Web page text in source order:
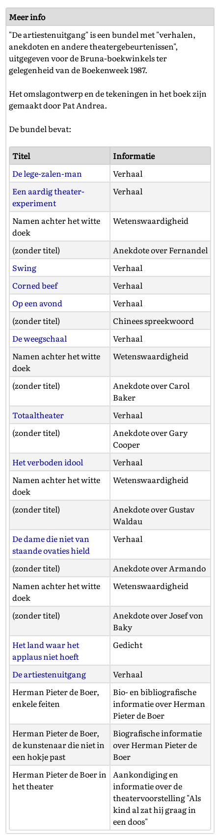
Meer info
"De artiestenuitgang" is een bundel met "verhalen,
anekdoten en andere theatergebeurtenissen",
uitgegeven voor de Bruna-boekwinkels ter
gelegenheid van de Boekenweek 1987.
Het omslagontwerp en de tekeningen in het boek zijn
gemaakt door Pat Andrea.
De bundel bevat:
Titel
Informatie
De lege-zalen-man
Verhaal
Een aardig theater-
experiment
Verhaal
Namen achter het witte
doek
Wetenswaardigheid
(zonder titel)
Anekdote over Fernandel
Swing
Verhaal
Corned beef
Verhaal
Op een avond
Verhaal
(zonder titel)
Chinees spreekwoord
De weegschaal
Verhaal
Namen achter het witte
doek
Wetenswaardigheid
(zonder titel)
Anekdote over Carol
Baker
Totaaltheater
Verhaal
(zonder titel)
Anekdote over Gary
Cooper
Het verboden idool
Verhaal
Namen achter het witte
doek
Wetenswaardigheid
(zonder titel)
Anekdote over Gustav
Waldau
De dame die niet van
staande ovaties hield
Verhaal
(zonder titel)
Anekdote over Armando
Namen achter het witte
doek
Wetenswaardigheid
(zonder titel)
Anekdote over Josef von
Baky
Het land waar het
applaus niet hoeft
Gedicht
De artiestenuitgang
Verhaal
Herman Pieter de Boer,
enkele feiten
Bio- en bibliografische
informatie over Herman
Pieter de Boer
Herman Pieter de Boer,
de kunstenaar die niet in
een hokje past
Biografische informatie
over Herman Pieter de
Boer
Herman Pieter de Boer in
het theater
Aankondiging en
informatie over de
theatervoorstelling "Als
kind al zat hij graag in
een doos"